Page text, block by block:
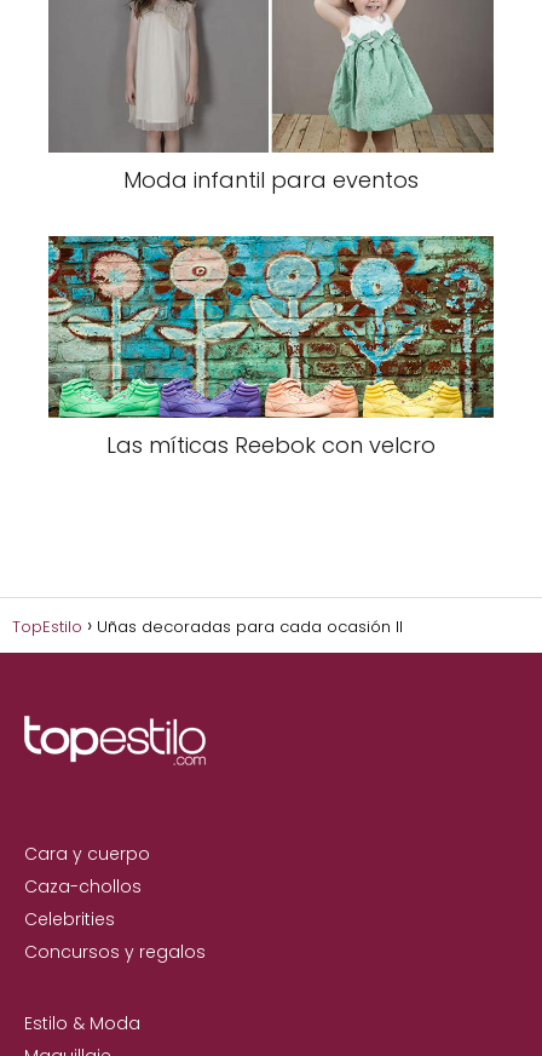
Moda infantil para eventos
Las míticas Reebok con velcro
TopEstilo Uñas decoradas para cada ocasión II
Cara y cuerpo
Caza-chollos
Celebrities
Concursos y regalos
Estilo & Moda